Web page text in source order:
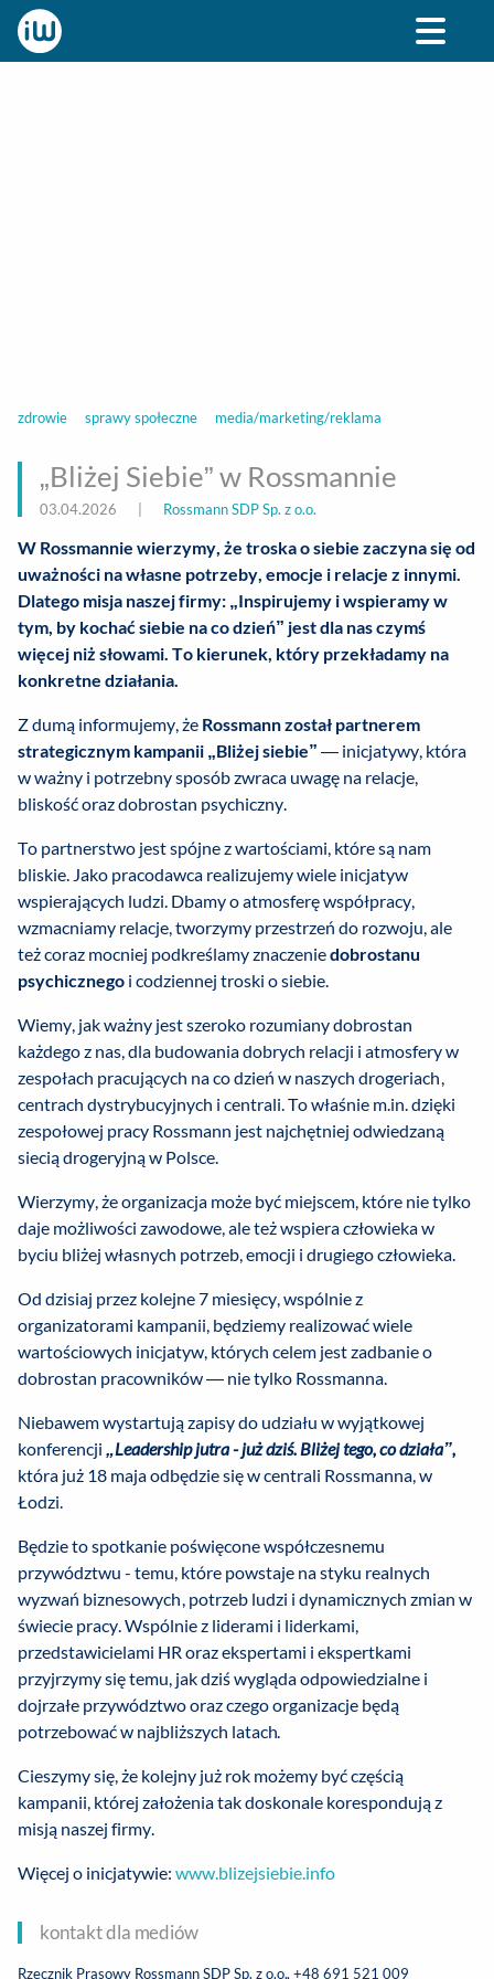
zdrowie sprawy społeczne media/marketing/reklama
„Bliżej Siebie” w Rossmannie
03.04.2026 Rossmann SDP Sp. z o.o.
W Rossmannie wierzymy, że troska o siebie zaczyna się od
uważności na własne potrzeby, emocje i relacje z innymi.
Dlatego misja naszej firmy: „Inspirujemy i wspieramy w
tym, by kochać siebie na co dzień” jest dla nas czymś
więcej niż słowami. To kierunek, który przekładamy na
konkretne działania.
Z dumą informujemy, że Rossmann został partnerem
strategicznym kampanii „Bliżej siebie” — inicjatywy, która
w ważny i potrzebny sposób zwraca uwagę na relacje,
bliskość oraz dobrostan psychiczny.
To partnerstwo jest spójne z wartościami, które są nam
bliskie. Jako pracodawca realizujemy wiele inicjatyw
wspierających ludzi. Dbamy o atmosferę współpracy,
wzmacniamy relacje, tworzymy przestrzeń do rozwoju, ale
też coraz mocniej podkreślamy znaczeniedobrostanu
psychicznego i codziennej troski o siebie.
Wiemy, jak ważny jest szeroko rozumiany dobrostan
każdego z nas, dla budowania dobrych relacji i atmosfery w
zespołach pracujących na co dzień w naszych drogeriach,
centrach dystrybucyjnych i centrali. To właśnie m.in. dzięki
zespołowej pracy Rossmann jest najchętniej odwiedzaną
siecią drogeryjną w Polsce.
Wierzymy, że organizacja może być miejscem, które nie tylko
daje możliwości zawodowe, ale też wspiera człowieka w
byciu bliżej własnych potrzeb, emocji i drugiego człowieka.
Od dzisiaj przez kolejne 7 miesięcy, wspólnie z
organizatorami kampanii, będziemy realizować wiele
wartościowych inicjatyw, których celem jest zadbanie o
dobrostan pracowników — nie tylko Rossmanna.
Niebawem wystartują zapisy do udziału w wyjątkowej
konferencji „Leadership jutra - już dziś. Bliżej tego, co działa”,
która już 18 maja odbędzie się w centrali Rossmanna, w
Łodzi.
Będzie to spotkanie poświęcone współczesnemu
przywództwu - temu, które powstaje na styku realnych
wyzwań biznesowych, potrzeb ludzi i dynamicznych zmian w
świecie pracy. Wspólnie z liderami i liderkami,
przedstawicielami HR oraz ekspertami i ekspertkami
przyjrzymy się temu, jak dziś wygląda odpowiedzialne i
dojrzałe przywództwo oraz czego organizacje będą
potrzebować w najbliższych latach.
Cieszymy się, że kolejny już rok możemy być częścią
kampanii, której założenia tak doskonale korespondują z
misją naszej firmy.
Więcej o inicjatywie: www.blizejsiebie.info
kontakt dla mediów
Rzecznik Prasowy Rossmann SDP Sp. z o.o., +48 691 521 009